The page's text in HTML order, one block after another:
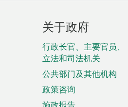
页
脚
菜
单
关于政府
行政长官、主要官员、
立法和司法机关
公共部门及其他机构
政策咨询